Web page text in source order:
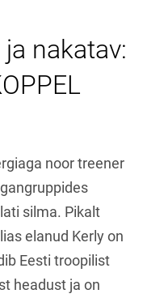
nakatav:
noor treener
silma. Pikalt
elanud Kerly on
Eesti troopilist
headust ja on